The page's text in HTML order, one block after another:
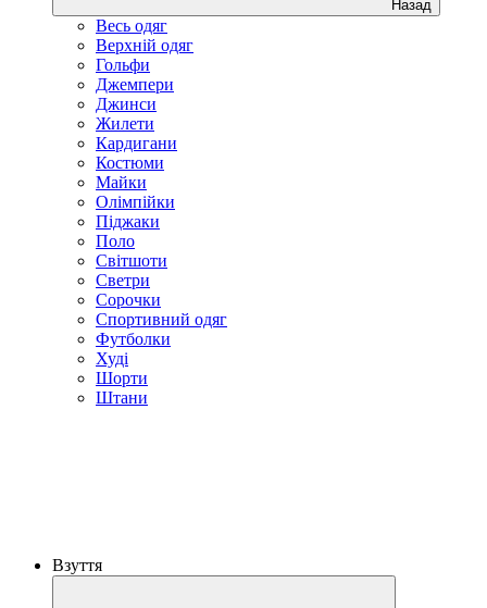
Назад
Весь одяг
Верхній одяг
Гольфи
Джемпери
Джинси
Жилети
Кардигани
Костюми
Майки
Олімпійки
Піджаки
Поло
Світшоти
Светри
Сорочки
Спортивний одяг
Футболки
Худі
Шорти
Штани
Взуття